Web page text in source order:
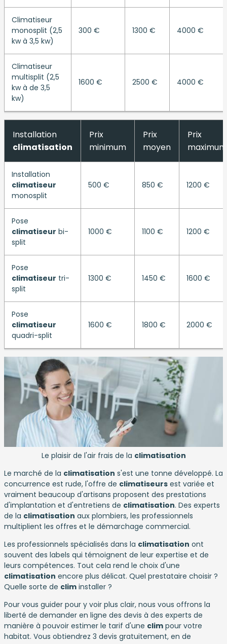
Climatiseur
monosplit (2,5
kw à 3,5 kw)
300 € 1300 € 4000 €
Climatiseur
multisplit (2,5
kw à de 3,5
kw)
1600 € 2500 € 4000 €
Installation
climatisation
Prix
minimum
Prix
moyen
Prix
maximum
Installation
climatiseur
monosplit
500 € 850 € 1200 €
Pose
climatiseur bi-
split
1000 € 1100 € 1200 €
Pose
climatiseur tri-
split
1300 € 1450 € 1600 €
Pose
climatiseur
quadri-split
1600 € 1800 € 2000 €
Le plaisir de l'air frais de la climatisation
Le marché de la climatisation s'est une tonne développé. La
concurrence est rude, l'offre de climatiseurs est variée et
vraiment beaucoup d'artisans proposent des prestations
d'implantation et d'entretiens de climatisation. Des experts
de la climatisation aux plombiers, les professionnels
multiplient les offres et le démarchage commercial.
Les professionnels spécialisés dans la climatisation ont
souvent des labels qui témoignent de leur expertise et de
leurs compétences. Tout cela rend le choix d'une
climatisation encore plus délicat. Quel prestataire choisir ?
Quelle sorte de clim installer ?
Pour vous guider pour y voir plus clair, nous vous offrons la
liberté de demander en ligne des devis à des experts de
manière à pouvoir estimer le tarif d'une clim pour votre
habitat. Vous obtiendrez 3 devis gratuitement, en de